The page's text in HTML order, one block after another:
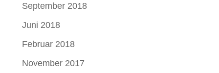
September 2018
Juni 2018
Februar 2018
November 2017